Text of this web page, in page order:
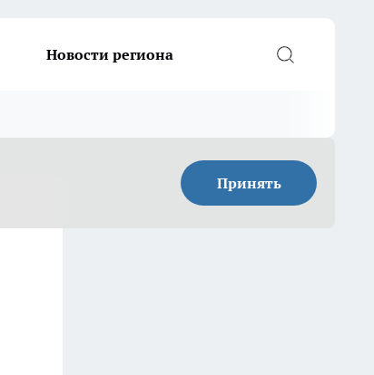
Новости региона
Принять